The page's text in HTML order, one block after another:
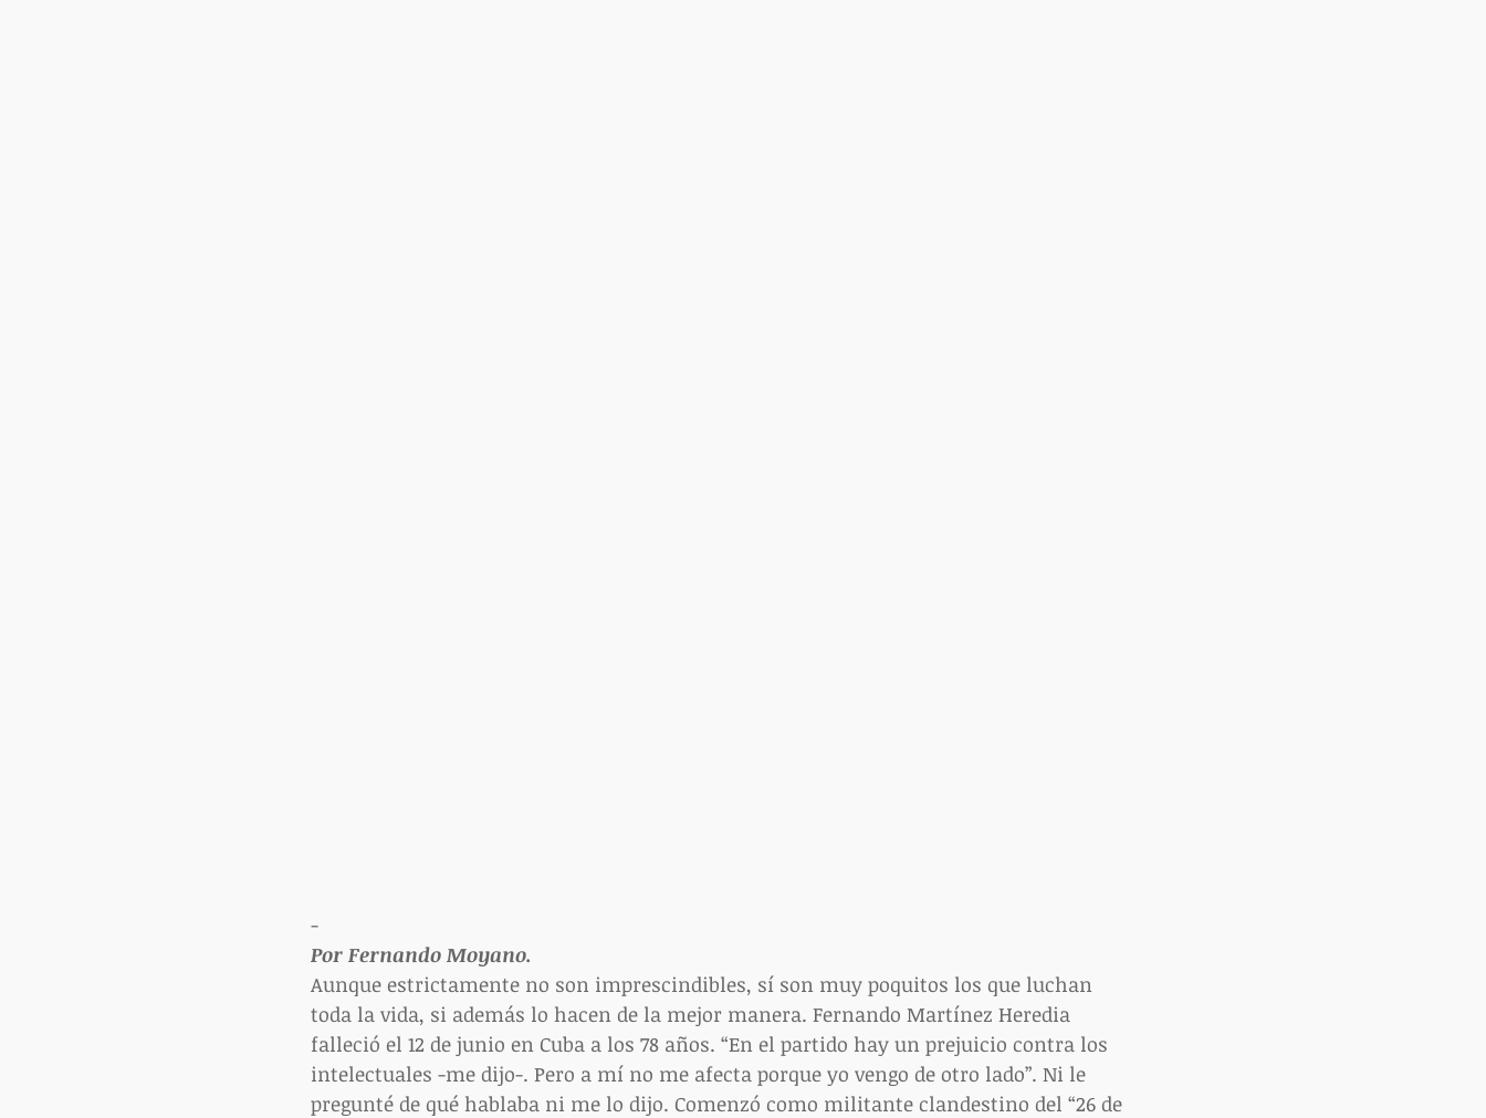
-
Por Fernando Moyano.
Aunque estrictamente no son imprescindibles, sí son muy poquitos los que luchan
toda la vida, si además lo hacen de la mejor manera. Fernando Martínez Heredia
falleció el 12 de junio en Cuba a los 78 años. “En el partido hay un prejuicio contra los
intelectuales -me dijo-. Pero a mí no me afecta porque yo vengo de otro lado”. Ni le
pregunté de qué hablaba ni me lo dijo. Comenzó como militante clandestino del “26 de